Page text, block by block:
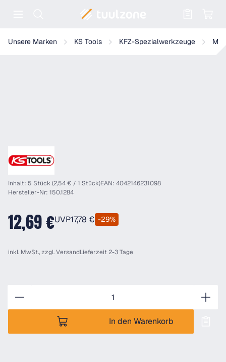
Unsere Marken KS Tools KFZ-Spezialwerkzeuge
KS Tools Gewindeeinsätze M14 x 1,25 (17,5), 5er Pack
Inhalt: 5 Stück (2,54 € / 1 Stück)EAN: 4042146231098
Hersteller-Nr: 150.1284
12,69 €UVP17,78 € -29%
inkl. MwSt., zzgl.VersandLieferzeit 2-3 Tage
In den Warenkorb